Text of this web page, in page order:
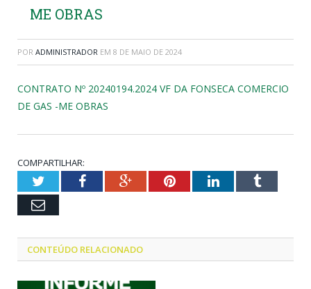
ME OBRAS
POR ADMINISTRADOR EM 8 DE MAIO DE 2024
CONTRATO Nº 20240194.2024 VF DA FONSECA COMERCIO
DE GAS -ME OBRAS
COMPARTILHAR:
TwitterFacebookGoogle+PinterestLinkedInTumblr
Email
CONTEÚDO RELACIONADO